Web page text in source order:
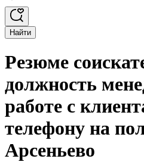
Найти
Резюме
должность
работе с
телефону на
Арсеньево